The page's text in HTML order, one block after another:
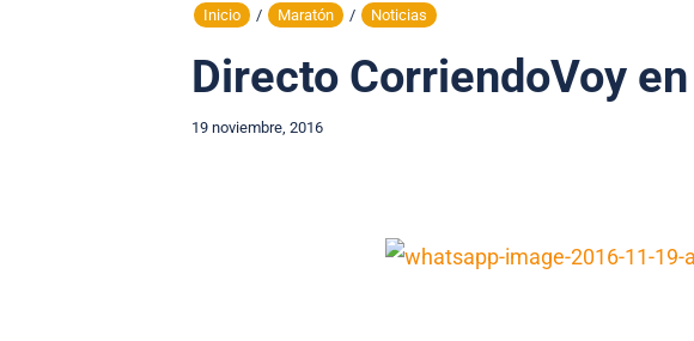
Inicio / Maratón / Noticias
Directo CorriendoVoy
19 noviembre, 2016